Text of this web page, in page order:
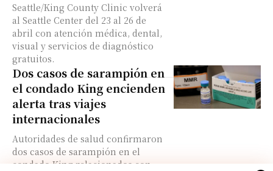
Seattle/King County Clinic volverá
al Seattle Center del 23 al 26 de
abril con atención médica, dental,
visual y servicios de diagnóstico
gratuitos.
Dos casos de sarampión en
el condado King encienden
alerta tras viajes
internacionales
Autoridades de salud confirmaron
dos casos de sarampión en el
condado King relacionados con